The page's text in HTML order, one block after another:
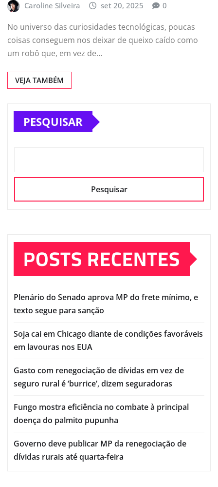
Caroline Silveira set 20, 2025 0
No universo das curiosidades tecnológicas, poucas
coisas conseguem nos deixar de queixo caído como
um robô que, em vez de…
VEJA TAMBÉM
PESQUISAR
Pesquisar
POSTS RECENTES
Plenário do Senado aprova MP do frete mínimo, e
texto segue para sanção
Soja cai em Chicago diante de condições favoráveis
em lavouras nos EUA
Gasto com renegociação de dívidas em vez de
seguro rural é ‘burrice’, dizem seguradoras
Fungo mostra eficiência no combate à principal
doença do palmito pupunha
Governo deve publicar MP da renegociação de
dívidas rurais até quarta-feira